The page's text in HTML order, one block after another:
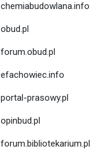
chemiabudowlana.info
obud.pl
forum.obud.pl
efachowiec.info
portal-prasowy.pl
opinbud.pl
forum.bibliotekarium.pl